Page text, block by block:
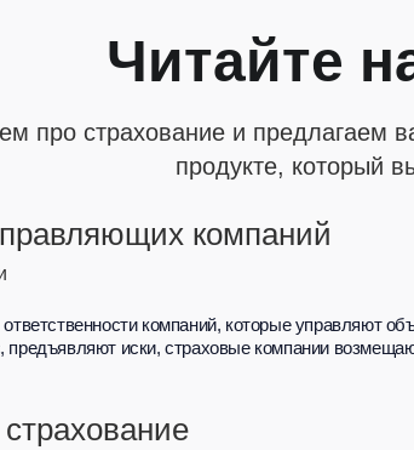
Читайте
про страхование и предлагаем
продукте, который
компаний
ответственности компаний, которые управляют
предъявляют иски, страховые компании